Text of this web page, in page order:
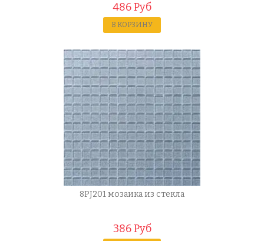
486 Руб
В КОРЗИНУ
8PJ201 мозаика из стекла
386 Руб